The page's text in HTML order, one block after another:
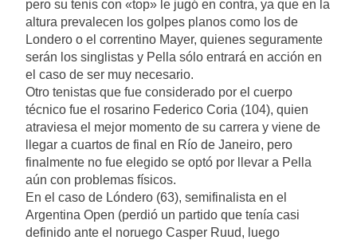
pero su tenis con «top» le jugó en contra, ya que en la
altura prevalecen los golpes planos como los de
Londero o el correntino Mayer, quienes seguramente
serán los singlistas y Pella sólo entrará en acción en
el caso de ser muy necesario.
Otro tenistas que fue considerado por el cuerpo
técnico fue el rosarino Federico Coria (104), quien
atraviesa el mejor momento de su carrera y viene de
llegar a cuartos de final en Río de Janeiro, pero
finalmente no fue elegido se optó por llevar a Pella
aún con problemas físicos.
En el caso de Lóndero (63), semifinalista en el
Argentina Open (perdió un partido que tenía casi
definido ante el noruego Casper Ruud, luego